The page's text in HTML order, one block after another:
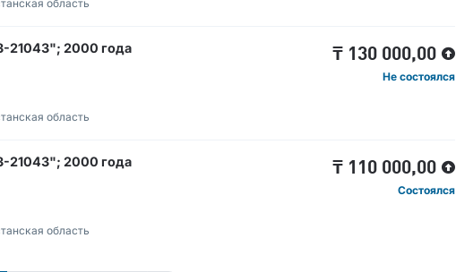
область
2000 года
область
₸ 130 000,00
Не состоялся
2000 года
область
₸ 110 000,00
Состоялся